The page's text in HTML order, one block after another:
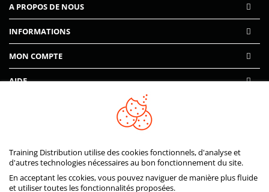
A PROPOS DE NOUS
INFORMATIONS
MON COMPTE
Training Distribution utilise des cookies fonctionnels, d'analyse et
d'autres technologies nécessaires au bon fonctionnement du site.
En acceptant les ccokies, vous pouvez naviguer de manière plus fluide
et utiliser toutes les fonctionnalités proposées.
AIDE